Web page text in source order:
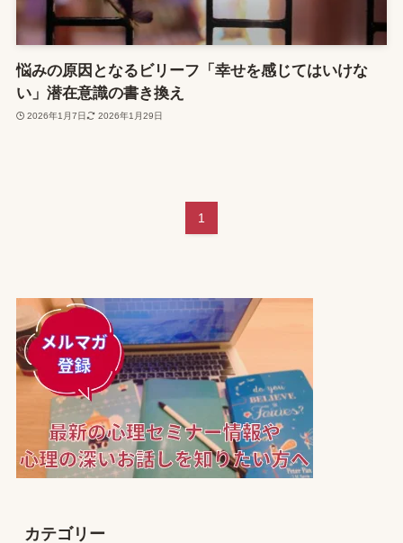
悩みの原因となるビリーフ「幸せを感じてはいけな
い」潜在意識の書き換え
2026年1月7日 2026年1月29日
1
カテゴリー